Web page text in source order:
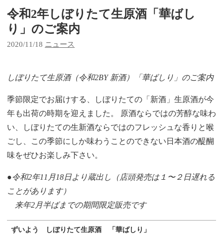
令和2年しぼりたて生原酒「華ばし
り」のご案内
2020/11/18 カ
リー:
ニュース
しぼりたて生原酒（令和2BY 新酒）「華ばしり」のご案内
季節限定でお届けする、しぼりたての「新酒」生原酒が今
年も出荷の時期を迎えました。 原酒ならではの芳醇な味わ
い、しぼりたての生新酒ならではのフレッシュな香りと喉
ごし、この季節にしか味わうことのできない日本酒の醍醐
味をぜひお楽しみ下さい。
●令和2年11月18日より蔵出し（店頭発売は１〜２日遅れる
ことがあります）
来年2月半ばまでの期間限定販売です
ずいよう しぼりたて生原酒 「華ばしり」